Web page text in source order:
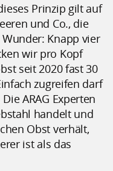
Prinzip gilt auf
und Co., die
Knapp vier
wir pro Kopf
seit 2020 fast 30
zugreifen darf
ARAG Experten
handelt und
Obst verhält,
ist als das